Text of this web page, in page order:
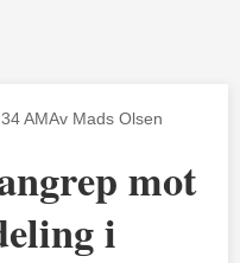
AMAv Mads Olsen
mot
i